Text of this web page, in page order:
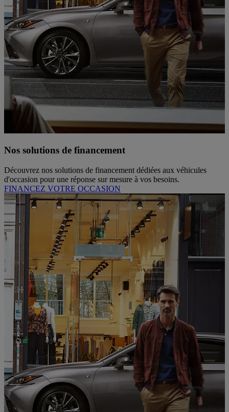
Nos solutions de financement
Découvrez nos solutions de financement dédiées aux véhicules
d'occasion pour une réponse sur mesure à vos besoins.
FINANCEZ VOTRE OCCASION